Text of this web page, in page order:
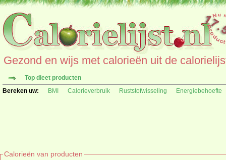
Gezond en wijs met calorieën uit de
Top dieet producten
Bereken uw:
BMI Calorieverbruik Ruststofwisseling Energiebehoefte
Calorieën van producten